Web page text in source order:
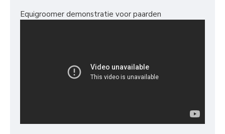
Equigroomer demonstratie voor paarden